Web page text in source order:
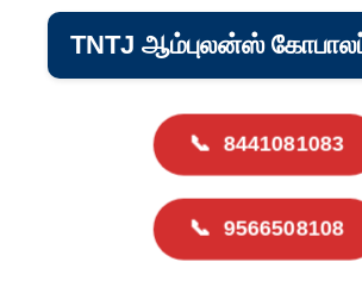
TNTJ ஆம்புலன்ஸ்
📞 8441081083
📞 9566508108